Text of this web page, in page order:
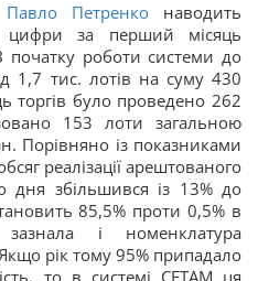
Павло Петренконаводить
цифри за перший місяць
роботи системи до
1,7 тис. лотів на суму 430
торгів було проведено 262
153 лоти загальною
Порівняно із показниками
реалізації арештованого
дня збільшився із 13% до
85,5% проти 0,5% в
і номенклатура
рік тому 95% припадало
то в системі СЕТАМ ця